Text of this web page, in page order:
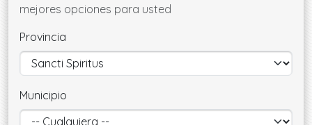
mejores opciones para usted
Provincia
Municipio